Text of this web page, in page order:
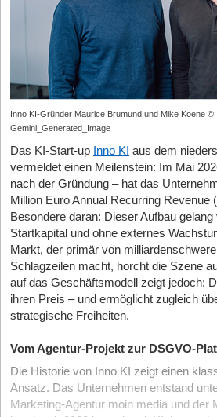
Inno KI-Gründer Maurice Brumund und Mike Koene ©
Gemini_Generated_Image
Das KI-Start-up Inno KI aus dem
vermeldet einen Meilenstein: Im Mai
nach der Gründung – hat das
Million Euro Annual Recurring Revenue
Besondere daran: Dieser Aufbau
Startkapital und ohne externes
Markt, der primär von
Schlagzeilen macht, horcht die Szene
auf das Geschäftsmodell zeigt jedoch:
ihren Preis – und ermöglicht zugleich
strategische Freiheiten.
Vom Agentur-Projekt zur DSGVO-
Die Historie von Inno KI zeigt einen
Ansatz. Das Unternehmen entstand
Marketing-Agentur moin media und der